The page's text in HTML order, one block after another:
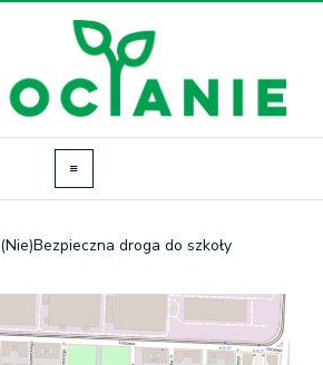
(Nie)Bezpieczna droga do szkoły